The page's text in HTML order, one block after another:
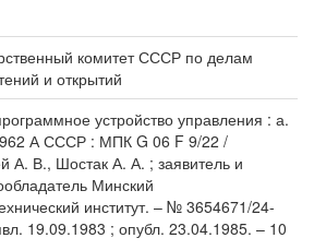
комитет СССР по делам
и открытий
устройство управления : а.
А СССР : МПК G 06 F 9/22 /
А. В., Шостак А. А. ; заявитель и
Минский
институт. – № 3654671/24-
19.09.1983 ; опубл. 23.04.1985. – 10